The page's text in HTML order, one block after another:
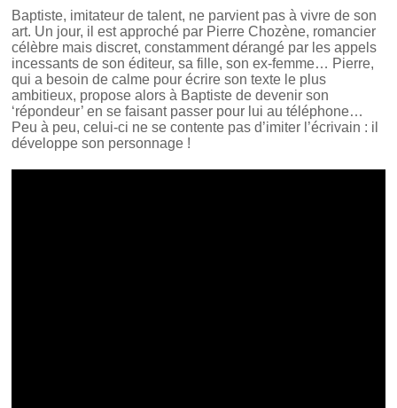
Baptiste, imitateur de talent, ne parvient pas à vivre de son
art. Un jour, il est approché par Pierre Chozène, romancier
célèbre mais discret, constamment dérangé par les appels
incessants de son éditeur, sa fille, son ex-femme… Pierre,
qui a besoin de calme pour écrire son texte le plus
ambitieux, propose alors à Baptiste de devenir son
‘répondeur’ en se faisant passer pour lui au téléphone…
Peu à peu, celui-ci ne se contente pas d’imiter l’écrivain : il
développe son personnage !